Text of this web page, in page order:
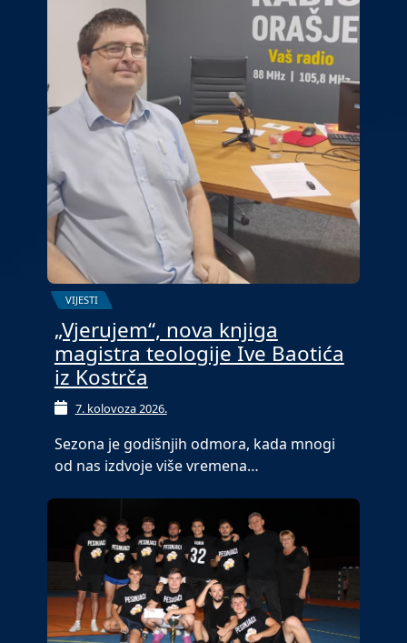
VIJESTI
„Vjerujem“, nova knjiga
magistra teologije Ive Baotića
iz Kostrča
7. kolovoza 2026.
Sezona je godišnjih odmora, kada mnogi
od nas izdvoje više vremena…